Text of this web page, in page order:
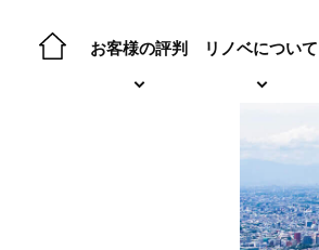
お客様の評判 リノベについて